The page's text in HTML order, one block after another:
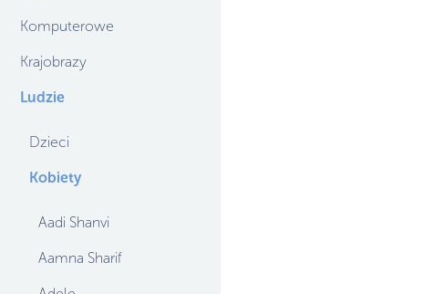
Komputerowe
Krajobrazy
Ludzie
Dzieci
Kobiety
Aadi Shanvi
Aamna Sharif